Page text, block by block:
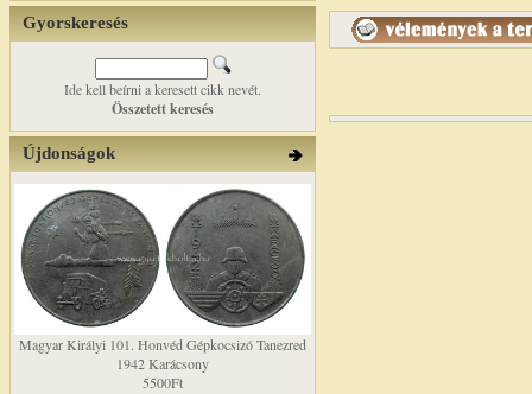
Gyorskeresés
Ide kell beírni a keresett cikk nevét.
Összetett keresés
Újdonságok
Magyar Királyi 101. Honvéd Gépkocsizó Tanezred
1942 Karácsony
5500Ft